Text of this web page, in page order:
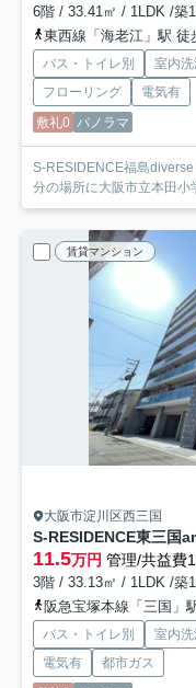
6階 / 33.41㎡ / 1LDK /築
東西線「海老江」駅 徒
バス・トイレ別 室内
フローリング
電気有
敷礼0 パノラマ
S-RESIDENCE福島
分の場所に大阪市立本田小
賃貸マンション
大阪市淀川区西三国
S-RESIDENCE東三国
11.5万円 管理/共益費
3階 / 33.13㎡ / 1LDK /築
阪急宝塚本線「三国」
バス・トイレ別 室内
電気有
都市ガス